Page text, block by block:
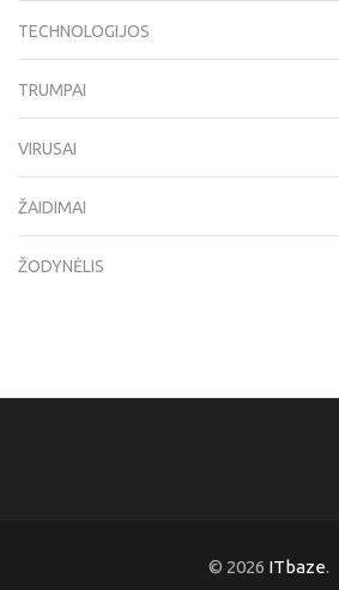
TECHNOLOGIJOS
TRUMPAI
VIRUSAI
ŽAIDIMAI
ŽODYNĖLIS
© 2026 ITbaze.